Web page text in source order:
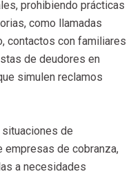
prohibiendo prácticas
como llamadas
contactos con familiares
de deudores en
simulen reclamos
de
de cobranza,
a necesidades